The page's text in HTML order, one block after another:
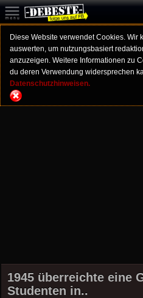
Diese Website verwendet Cookies. Wir
auswerten, um nutzungsbasiert
anzuzeigen. Weitere Informationen zu
du deren Verwendung widersprechen
Datenschutzhinweisen.
1945 überreichte eine
Studenten in..